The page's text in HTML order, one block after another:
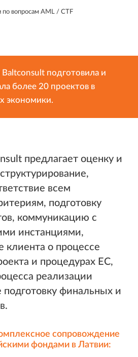
по вопросам AML / CTF
подготовила и
более 20 проектов в
экономики.
предлагает оценку и
всем
подготовку
коммуникацию с
инстанциями,
клиента о процессе
и процедурах ЕС,
реализации
подготовку финальных и
сопровождение
фондами в Латвии: